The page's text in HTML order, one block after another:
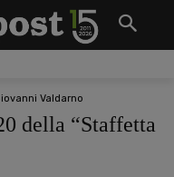
Valdarno
della “Staffetta